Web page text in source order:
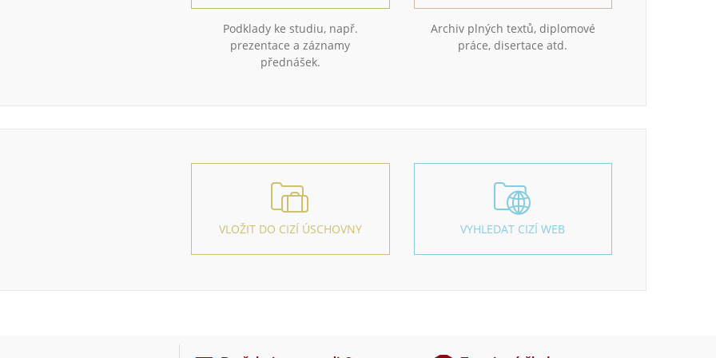
Podklady ke studiu, např.
prezentace a záznamy
přednášek.
Archiv plných textů, diplomové
práce, disertace atd.
VLOŽIT DO CIZÍ ÚSCHOVNY VYHLEDAT CIZÍ WEB